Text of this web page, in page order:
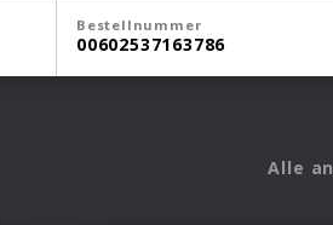
Bestellnummer
00602537163786
Alle